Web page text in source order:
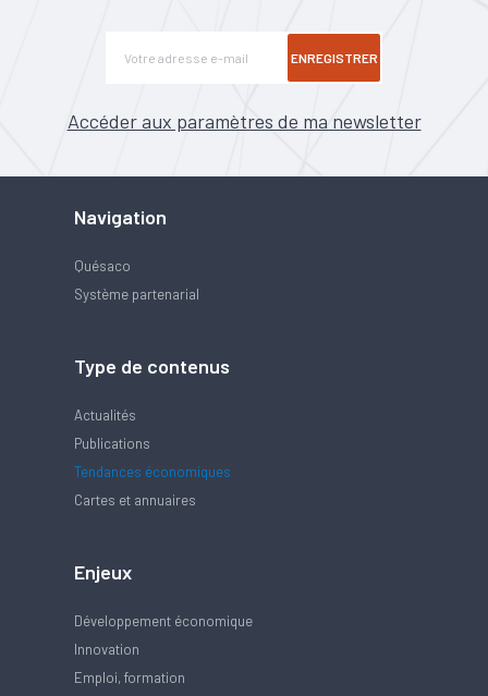
ENREGISTRER
Accéder aux paramètres de ma newsletter
Navigation
Quésaco
Système partenarial
Type de contenus
Actualités
Publications
Tendances économiques
Cartes et annuaires
Enjeux
Développement économique
Innovation
Emploi, formation